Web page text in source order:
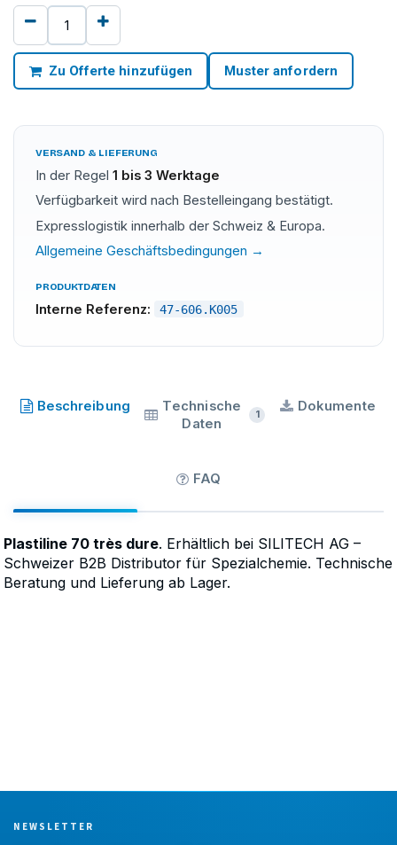
Zu Offerte hinzufügen Muster anfordern
VERSAND & LIEFERUNG
In der Regel 1 bis 3 Werktage
Verfügbarkeit wird nach Bestelleingang bestätigt.
Expresslogistik innerhalb der Schweiz & Europa.
Allgemeine Geschäftsbedingungen →
PRODUKTDATEN
Interne Referenz: 47-606.K005
Beschreibung
Technische
Daten
1
Dokumente
FAQ
Plastiline 70 très dure. Erhältlich bei SILITECH AG –
Schweizer B2B Distributor für Spezialchemie. Technische
Beratung und Lieferung ab Lager.
NEWSLETTER